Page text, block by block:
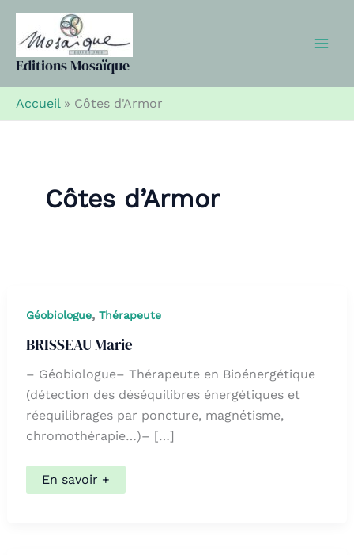
Aller
contenu
Editions Mosaïque
Accueil» Côtes d'Armor
Côtes d’Armor
Géobiologue, Thérapeute
BRISSEAU Marie
– Géobiologue– Thérapeute en Bioénergétique
(détection des déséquilibres énergétiques et
réequilibrages par poncture, magnétisme,
chromothérapie…)– […]
BRISSEAU
Marie
En savoir +